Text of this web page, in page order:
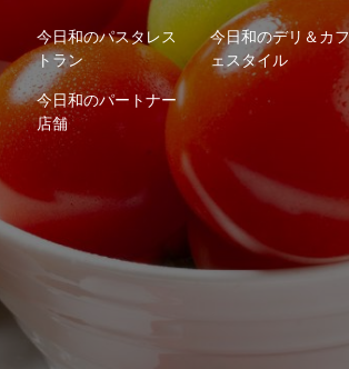
今日和のパスタレス
トラン
今日和のデリ＆カフ
ェスタイル
今日和のパートナー
店舗